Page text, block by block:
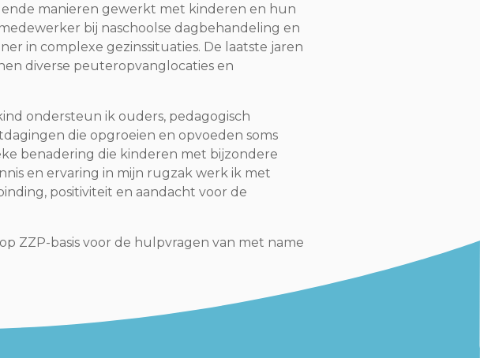
manieren gewerkt met kinderen en hun
bij naschoolse dagbehandeling en
in complexe gezinssituaties. De laatste jaren
diverse peuteropvanglocaties en
ondersteun ik ouders, pedagogisch
die opgroeien en opvoeden soms
benadering die kinderen met bijzondere
en ervaring in mijn rugzak werk ik met
positiviteit en aandacht voor de
ZZP-basis voor de hulpvragen van met name